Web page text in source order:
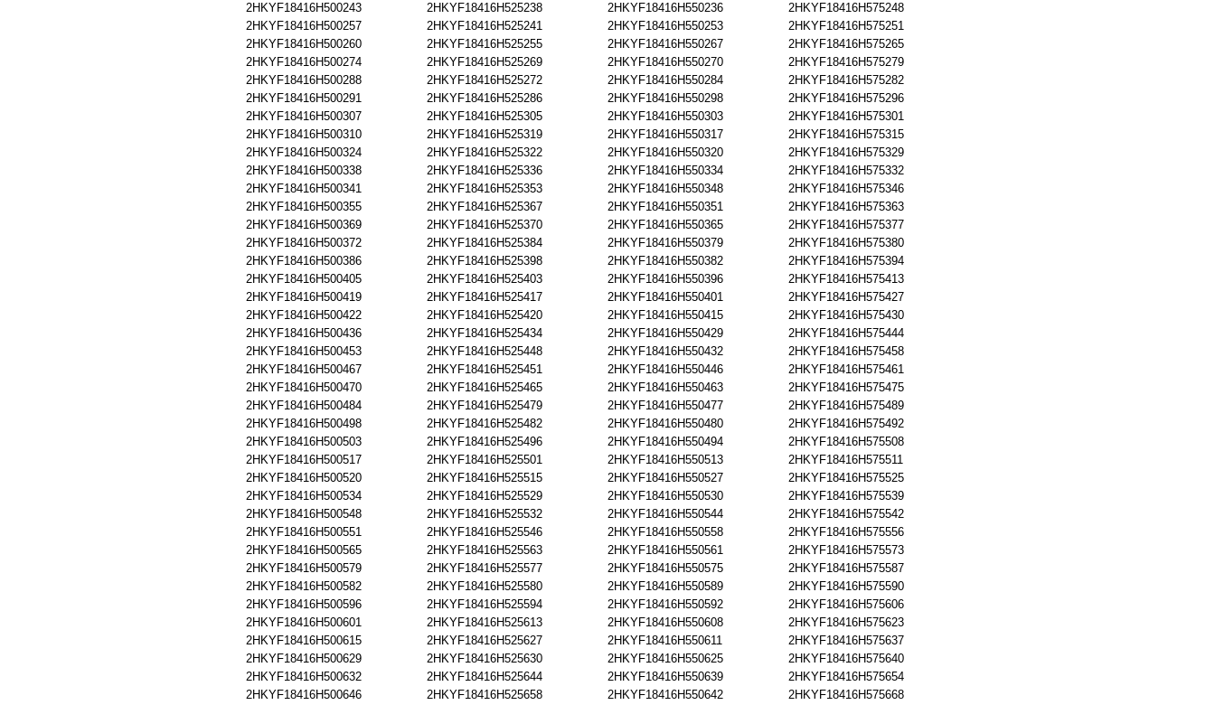
2HKYF18416H500243
2HKYF18416H500257
2HKYF18416H500260
2HKYF18416H500274
2HKYF18416H500288
2HKYF18416H500291
2HKYF18416H500307
2HKYF18416H500310
2HKYF18416H500324
2HKYF18416H500338
2HKYF18416H500341
2HKYF18416H500355
2HKYF18416H500369
2HKYF18416H500372
2HKYF18416H500386
2HKYF18416H500405
2HKYF18416H500419
2HKYF18416H500422
2HKYF18416H500436
2HKYF18416H500453
2HKYF18416H500467
2HKYF18416H500470
2HKYF18416H500484
2HKYF18416H500498
2HKYF18416H500503
2HKYF18416H500517
2HKYF18416H500520
2HKYF18416H500534
2HKYF18416H500548
2HKYF18416H500551
2HKYF18416H500565
2HKYF18416H500579
2HKYF18416H500582
2HKYF18416H500596
2HKYF18416H500601
2HKYF18416H500615
2HKYF18416H500629
2HKYF18416H500632
2HKYF18416H500646
2HKYF18416H525238
2HKYF18416H525241
2HKYF18416H525255
2HKYF18416H525269
2HKYF18416H525272
2HKYF18416H525286
2HKYF18416H525305
2HKYF18416H525319
2HKYF18416H525322
2HKYF18416H525336
2HKYF18416H525353
2HKYF18416H525367
2HKYF18416H525370
2HKYF18416H525384
2HKYF18416H525398
2HKYF18416H525403
2HKYF18416H525417
2HKYF18416H525420
2HKYF18416H525434
2HKYF18416H525448
2HKYF18416H525451
2HKYF18416H525465
2HKYF18416H525479
2HKYF18416H525482
2HKYF18416H525496
2HKYF18416H525501
2HKYF18416H525515
2HKYF18416H525529
2HKYF18416H525532
2HKYF18416H525546
2HKYF18416H525563
2HKYF18416H525577
2HKYF18416H525580
2HKYF18416H525594
2HKYF18416H525613
2HKYF18416H525627
2HKYF18416H525630
2HKYF18416H525644
2HKYF18416H525658
2HKYF18416H550236
2HKYF18416H550253
2HKYF18416H550267
2HKYF18416H550270
2HKYF18416H550284
2HKYF18416H550298
2HKYF18416H550303
2HKYF18416H550317
2HKYF18416H550320
2HKYF18416H550334
2HKYF18416H550348
2HKYF18416H550351
2HKYF18416H550365
2HKYF18416H550379
2HKYF18416H550382
2HKYF18416H550396
2HKYF18416H550401
2HKYF18416H550415
2HKYF18416H550429
2HKYF18416H550432
2HKYF18416H550446
2HKYF18416H550463
2HKYF18416H550477
2HKYF18416H550480
2HKYF18416H550494
2HKYF18416H550513
2HKYF18416H550527
2HKYF18416H550530
2HKYF18416H550544
2HKYF18416H550558
2HKYF18416H550561
2HKYF18416H550575
2HKYF18416H550589
2HKYF18416H550592
2HKYF18416H550608
2HKYF18416H550611
2HKYF18416H550625
2HKYF18416H550639
2HKYF18416H550642
2HKYF18416H575248
2HKYF18416H575251
2HKYF18416H575265
2HKYF18416H575279
2HKYF18416H575282
2HKYF18416H575296
2HKYF18416H575301
2HKYF18416H575315
2HKYF18416H575329
2HKYF18416H575332
2HKYF18416H575346
2HKYF18416H575363
2HKYF18416H575377
2HKYF18416H575380
2HKYF18416H575394
2HKYF18416H575413
2HKYF18416H575427
2HKYF18416H575430
2HKYF18416H575444
2HKYF18416H575458
2HKYF18416H575461
2HKYF18416H575475
2HKYF18416H575489
2HKYF18416H575492
2HKYF18416H575508
2HKYF18416H575511
2HKYF18416H575525
2HKYF18416H575539
2HKYF18416H575542
2HKYF18416H575556
2HKYF18416H575573
2HKYF18416H575587
2HKYF18416H575590
2HKYF18416H575606
2HKYF18416H575623
2HKYF18416H575637
2HKYF18416H575640
2HKYF18416H575654
2HKYF18416H575668